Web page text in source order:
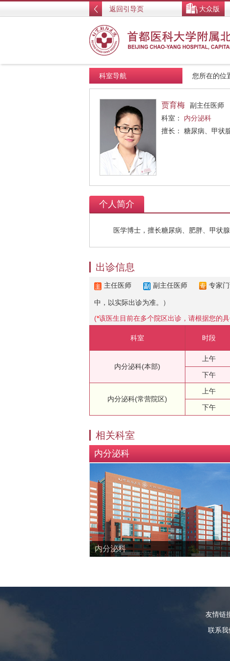
返回引导页 大众版
您所在的位
科室导航
贾育梅
副主任医师
科室： 内分泌科
擅长： 糖尿病、甲状
个人简介
医学博士，擅长糖尿病、肥胖、甲状腺
出诊信息
主任医师 副主任医师 专家
中，以实际出诊为准。）
(*该医生目前在多个院区出诊，请根据您的
科室 时段
内分泌科(本部)
上午
下午
内分泌科(常营院区)
上午
下午
相关科室
内分泌科
内分泌科
友情链
联系我